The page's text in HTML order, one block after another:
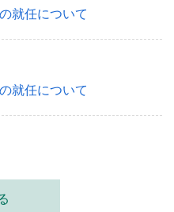
就任について
就任について